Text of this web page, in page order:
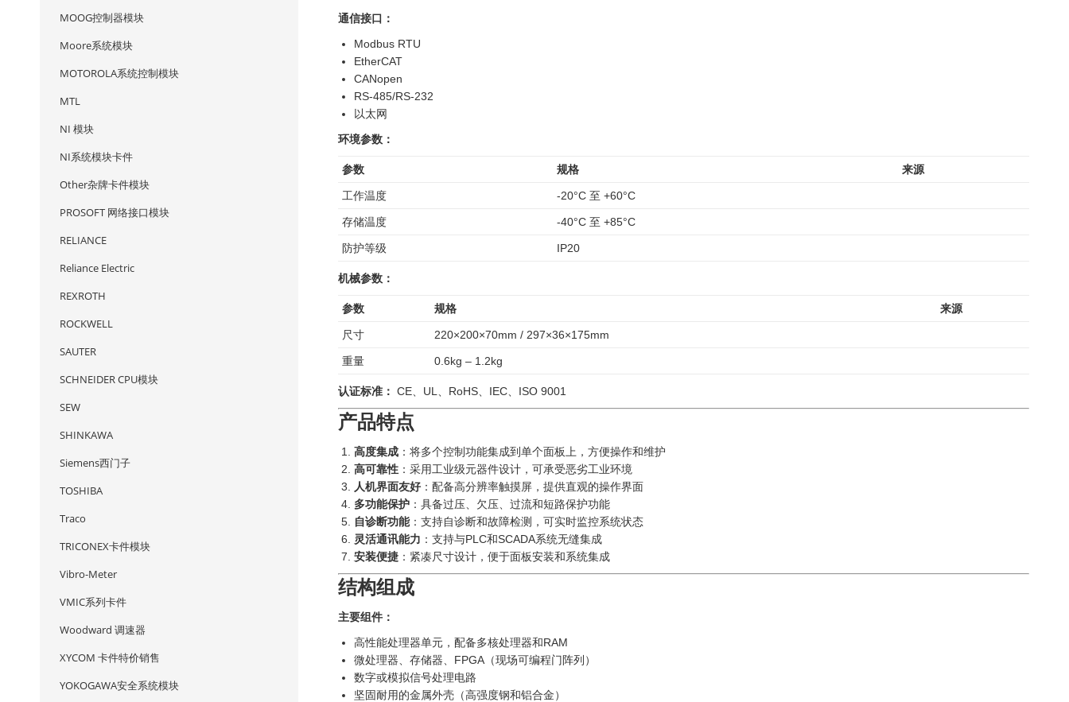
通信接口：
Modbus RTU
EtherCAT
CANopen
RS-485/RS-232
以太网
环境参数：
参数 规格 来源
工作温度 -20°C 至 +60°C
存储温度 -40°C 至 +85°C
防护等级 IP20
机械参数：
参数 规格 来源
尺寸 220×200×70mm / 297×36×175mm
重量 0.6kg – 1.2kg
认证标准： CE、UL、RoHS、IEC、ISO 9001
产品特点
高度集成 ：将多个控制功能集成到单个面板上，方便操作和维护
高可靠性 ：采用工业级元器件设计，可承受恶劣工业环境
人机界面友好 ：配备高分辨率触摸屏，提供直观的操作界面
多功能保护 ：具备过压、欠压、过流和短路保护功能
自诊断功能：支持自诊断和故障检测，可实时监控系统状态
灵活通讯能力 ：支持与PLC和SCADA系统无缝集成
安装便捷 ：紧凑尺寸设计，便于面板安装和系统集成
结构组成
主要组件：
高性能处理器单元，配备多核处理器和RAM
微处理器、存储器、FPGA（现场可编程门阵列）
数字或模拟信号处理电路
坚固耐用的金属外壳（高强度钢和铝合金）
MOOG控制器模块
Moore系统模块
MOTOROLA系统控制模块
MTL
NI 模块
NI系统模块卡件
Other杂牌卡件模块
PROSOFT 网络接口模块
RELIANCE
Reliance Electric
REXROTH
ROCKWELL
SAUTER
SCHNEIDER CPU模块
SEW
SHINKAWA
Siemens西门子
TOSHIBA
Traco
TRICONEX卡件模块
Vibro-Meter
VMIC系列卡件
Woodward 调速器
XYCOM 卡件特价销售
YOKOGAWA安全系统模块